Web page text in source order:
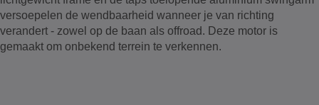
versoepelen de wendbaarheid wanneer je van richting
verandert - zowel op de baan als offroad. Deze motor is
gemaakt om onbekend terrein te verkennen.